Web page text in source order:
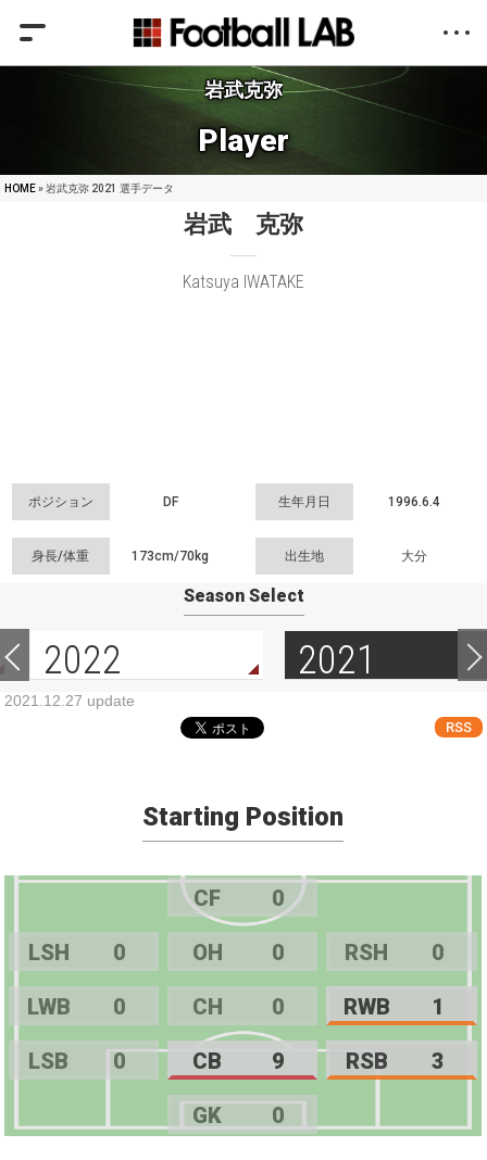
岩武克弥
Player
HOME» 岩武克弥 2021 選手データ
岩武 克弥
Katsuya IWATAKE
ポジション DF 生年月日 1996.6.4
身長/体重 173cm/70kg 出生地 大分
Season Select
2022 2021
2021.12.27 update
RSS
Starting Position
CF 0
LSH 0 OH 0 RSH 0
LWB 0 CH 0 RWB 1
LSB 0 CB 9 RSB 3
GK 0